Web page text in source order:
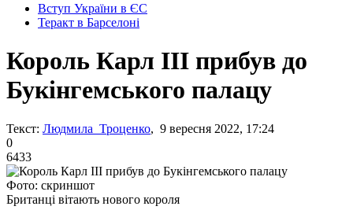
Вступ України в ЄС
Теракт в Барселоні
Король Карл III прибув до
Букінгемського палацу
Текст: Людмила Троценко, 9 вересня 2022, 17:24
0
6433
Фото: скриншот
Британці вітають нового короля